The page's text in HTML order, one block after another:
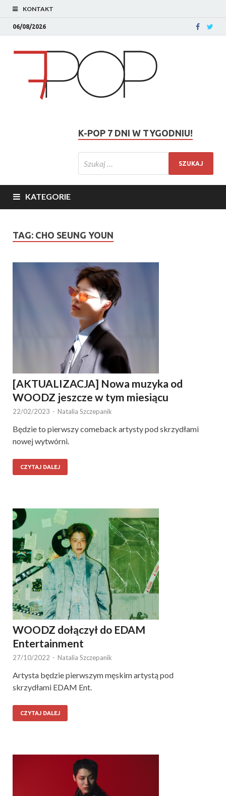
KONTAKT
06/08/2026
K-POP 7 DNI W TYGODNIU!
KATEGORIE
TAG: CHO SEUNG YOUN
[AKTUALIZACJA] Nowa muzyka od
WOODZ jeszcze w tym miesiącu
22/02/2023 - Natalia Szczepanik
Będzie to pierwszy comeback artysty pod skrzydłami
nowej wytwórni.
CZYTAJ DALEJ
WOODZ dołączył do EDAM
Entertainment
27/10/2022 - Natalia Szczepanik
Artysta będzie pierwszym męskim artystą pod
skrzydłami EDAM Ent.
CZYTAJ DALEJ